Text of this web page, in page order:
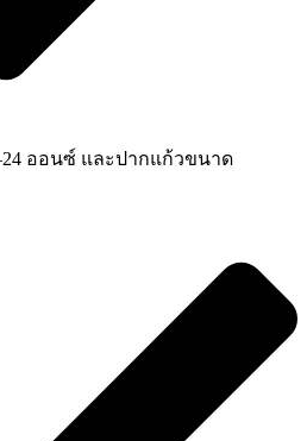
ออนซ์ และปากแก้วขนาด